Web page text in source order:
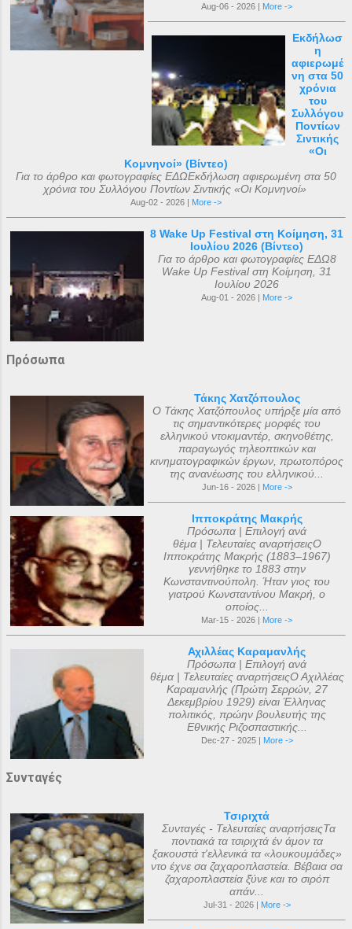
Aug-06 - 2026 | More ->
Εκδήλωσ
η
αφιερωμέ
νη στα 50
χρόνια
του
Συλλόγου
Ποντίων
Σιντικής
«Οι
Κομνηνοί» (Βίντεο)
Για το άρθρο και φωτογραφίες ΕΔΩΕκδήλωση αφιερωμένη στα 50
χρόνια του Συλλόγου Ποντίων Σιντικής «Οι Κομνηνοί»
Aug-02 - 2026 | More ->
8 Wake Up Festival στη Κοίμηση, 31
Ιουλίου 2026 (Βίντεο)
Για το άρθρο και φωτογραφίες ΕΔΩ8
Wake Up Festival στη Κοίμηση, 31
Ιουλίου 2026
Aug-01 - 2026 | More ->
Πρόσωπα
Τάκης Χατζόπουλος
Ο Τάκης Χατζόπουλος υπήρξε μία από
τις σημαντικότερες μορφές του
ελληνικού ντοκιμαντέρ, σκηνοθέτης,
παραγωγός τηλεοπτικών και
κινηματογραφικών έργων, πρωτοπόρος
της ανανέωσης του ελληνικού...
Jun-16 - 2026 | More ->
Ιπποκράτης Μακρής
Πρόσωπα | Επιλογή ανά
θέμα | Τελευταίες αναρτήσειςΟ
Ιπποκράτης Μακρής (1883–1967)
γεννήθηκε το 1883 στην
Κωνσταντινούπολη. Ήταν γιος του
γιατρού Κωνσταντίνου Μακρή, ο
οποίος...
Mar-15 - 2026 | More ->
Αχιλλέας Καραμανλής
Πρόσωπα | Επιλογή ανά
θέμα | Τελευταίες αναρτήσειςΟ Αχιλλέας
Καραμανλής (Πρώτη Σερρών, 27
Δεκεμβρίου 1929) είναι Έλληνας
πολιτικός, πρώην βουλευτής της
Εθνικής Ριζοσπαστικής...
Dec-27 - 2025 | More ->
Συνταγές
Τσιριχτά
Συνταγές - Τελευταίες αναρτήσειςΤα
ποντιακά τα τσιριχτά έν άμον τα
ξακουστά τ'ελλενικά τα «λουκουμάδες»
ντο έχνε σα ζαχαροπλαστεία. Βέβαια σα
ζαχαροπλαστεία ξ̌ύνε και το σιρόπ
απάν...
Jul-31 - 2026 | More ->